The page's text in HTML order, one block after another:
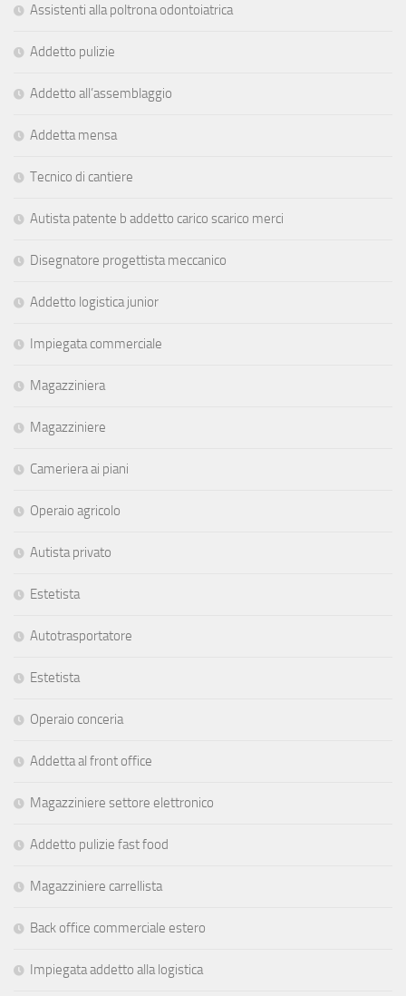
Assistenti alla poltrona odontoiatrica
Addetto pulizie
Addetto all’assemblaggio
Addetta mensa
Tecnico di cantiere
Autista patente b addetto carico scarico merci
Disegnatore progettista meccanico
Addetto logistica junior
Impiegata commerciale
Magazziniera
Magazziniere
Cameriera ai piani
Operaio agricolo
Autista privato
Estetista
Autotrasportatore
Estetista
Operaio conceria
Addetta al front office
Magazziniere settore elettronico
Addetto pulizie fast food
Magazziniere carrellista
Back office commerciale estero
Impiegata addetto alla logistica